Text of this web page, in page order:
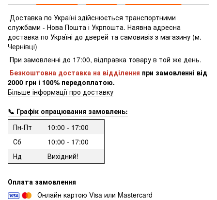
Доставка по Україні здійснюється транспортними
службами - Нова Пошта і Укрпошта. Наявна адресна
доставка по Україні до дверей та самовивіз з магазину (м.
Чернівці)
При замовленні до 17:00, відправка товару в той же день.
Безкоштовна доставка на відділення при замовленні від
2000 грн і 100% передоплатою.
Більше інформації про доставку
📞 Графік опрацювання замовлень:
Пн-Пт
10:00 - 17:00
Сб
10:00 - 17:00
Нд
Вихідний!
Оплата замовлення
Онлайн картою Visa или Mastercard